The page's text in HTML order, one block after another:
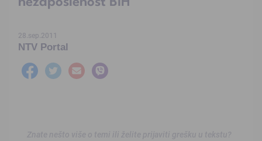
28.sep.2011
NTV Portal